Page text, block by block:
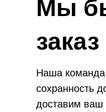
Мы
Наша команда
сохранность
доставим ваш